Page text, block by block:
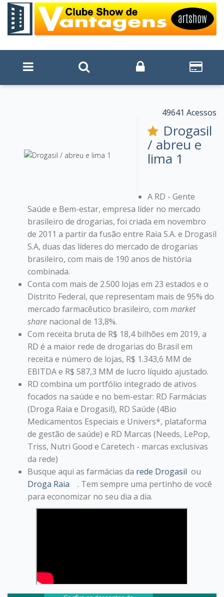
49641 Acessos
Drogasil
/ abreu e
lima 1
A RD - Gente
Saúde e Bem-estar, empresa líder no mercado
brasileiro de drogarias, foi criada em novembro
de 2011 a partir da fusão entre Raia S.A. e Drogasil
S.A, duas das líderes do mercado de drogarias
brasileiro, com mais de 190 anos de história
combinada.
Conta com mais de 2.500 lojas em 23 estados e o
Distrito Federal, que representam mais de 95% do
mercado farmacêutico brasileiro, com market
share nacional de 13,8%.
Com receita bruta de R$ 18,4 bilhões em 2019, a
RD é a maior rede de drogarias do Brasil em
receita e número de lojas, R$ 1.343,6 MM de
EBITDA e R$ 587,3 MM de lucro líquido ajustado.
RD combina um portfólio integrado de ativos
focados na saúde e no bem-estar: RD Farmácias
(Droga Raia e Drogasil), RD Saúde (4Bio
Medicamentos Especiais e Univers*, plataforma
de gestão de saúde) e RD Marcas (Needs, LePop,
Triss, Nutri Good e Caretech - marcas exclusivas
da rede)
Busque aqui as farmácias da rede Drogasil ou
Droga Raia
. Tem sempre uma pertinho de você
para economizar no seu dia a dia.